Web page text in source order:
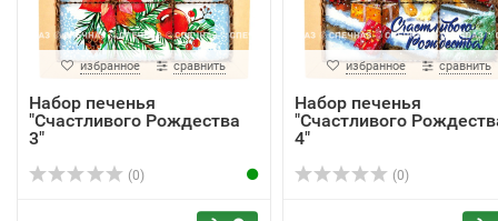
избранное сравнить
Набор печенья
"Счастливого Рождества
3"
(0)
избранное сравнить
Набор печенья
"Счастливого
4"
(0)